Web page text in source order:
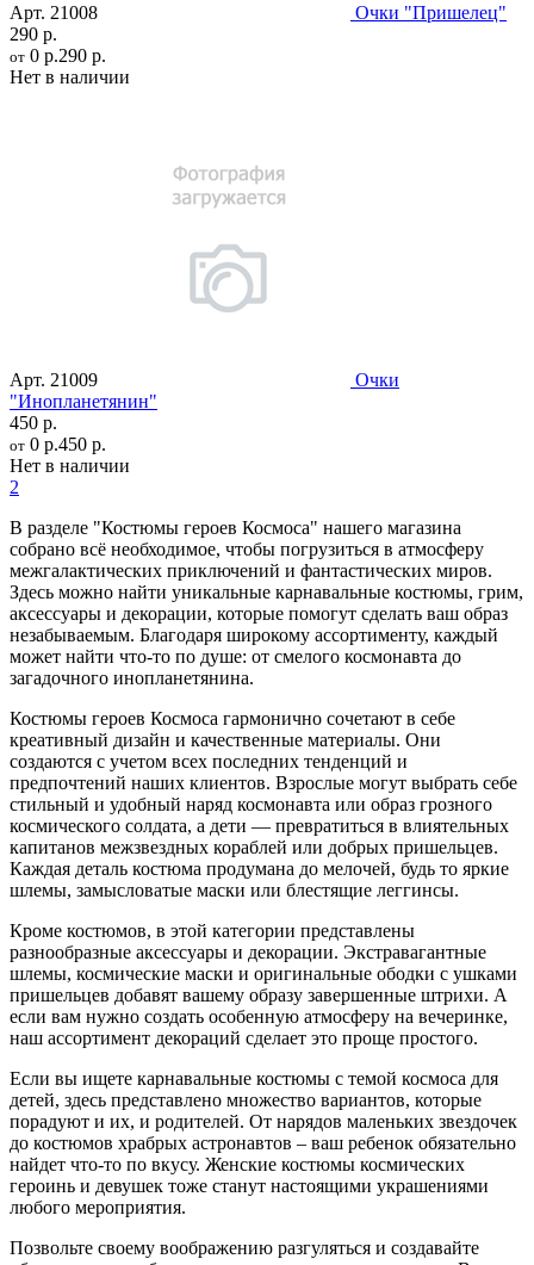
Арт. 21008
Очки "Пришелец"
290 р.
от 0 р.290 р.
Нет в наличии
Арт. 21009
Очки
"Инопланетянин"
450 р.
от 0 р.450 р.
Нет в наличии
2
В разделе "Костюмы героев Космоса" нашего магазина
собрано всё необходимое, чтобы погрузиться в атмосферу
межгалактических приключений и фантастических миров.
Здесь можно найти уникальные карнавальные костюмы, грим,
аксессуары и декорации, которые помогут сделать ваш образ
незабываемым. Благодаря широкому ассортименту, каждый
может найти что-то по душе: от смелого космонавта до
загадочного инопланетянина.
Костюмы героев Космоса гармонично сочетают в себе
креативный дизайн и качественные материалы. Они
создаются с учетом всех последних тенденций и
предпочтений наших клиентов. Взрослые могут выбрать себе
стильный и удобный наряд космонавта или образ грозного
космического солдата, а дети — превратиться в влиятельных
капитанов межзвездных кораблей или добрых пришельцев.
Каждая деталь костюма продумана до мелочей, будь то яркие
шлемы, замысловатые маски или блестящие леггинсы.
Кроме костюмов, в этой категории представлены
разнообразные аксессуары и декорации. Экстравагантные
шлемы, космические маски и оригинальные ободки с ушками
пришельцев добавят вашему образу завершенные штрихи. А
если вам нужно создать особенную атмосферу на вечеринке,
наш ассортимент декораций сделает это проще простого.
Если вы ищете карнавальные костюмы с темой космоса для
детей, здесь представлено множество вариантов, которые
порадуют и их, и родителей. От нарядов маленьких звездочек
до костюмов храбрых астронавтов – ваш ребенок обязательно
найдет что-то по вкусу. Женские костюмы космических
героинь и девушек тоже станут настоящими украшениями
любого мероприятия.
Позвольте своему воображению разгуляться и создавайте